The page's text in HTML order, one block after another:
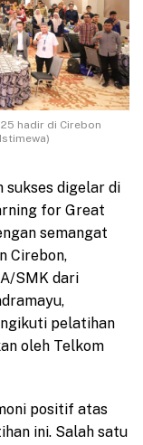
hadir di Cirebon
sukses digelar di
for Great
semangat
Cirebon,
SMK dari
pelatihan
oleh Telkom
positif atas
ini. Salah satu